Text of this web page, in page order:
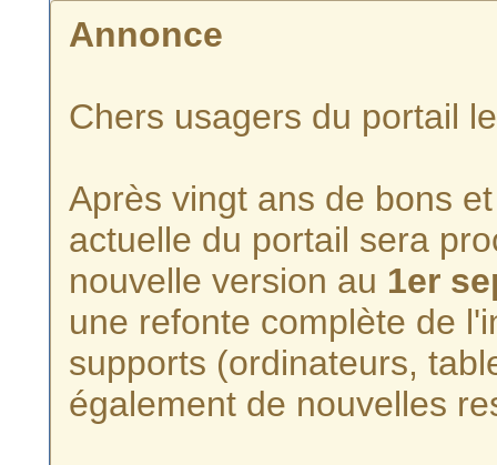
Annonce
Chers usagers du portail
Après vingt ans de bons
actuelle du portail sera
nouvelle version au 1er
une refonte complète de
supports (ordinateurs,
également de nouvelles